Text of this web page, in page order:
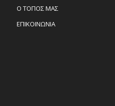
Ο ΤΟΠΟΣ ΜΑΣ
ΕΠΙΚΟΙΝΩΝΙΑ